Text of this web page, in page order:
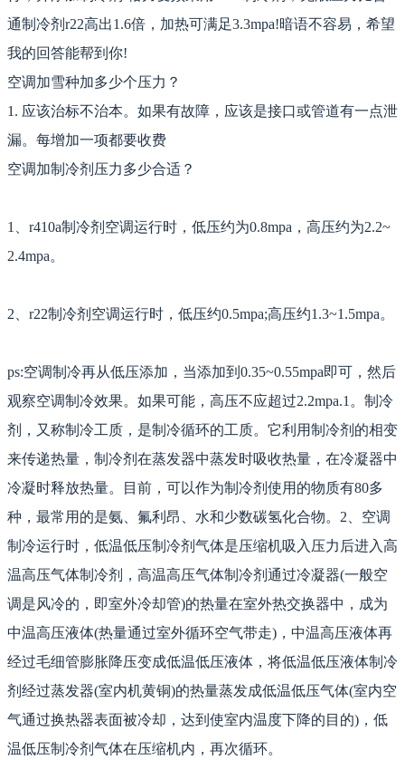
通制冷剂r22高出1.6倍，加热可满足3.3mpa!暗语不容易，希望
我的回答能帮到你!
空调加雪种加多少个压力？
1. 应该治标不治本。如果有故障，应该是接口或管道有一点泄
漏。每增加一项都要收费
空调加制冷剂压力多少合适？
1、r410a制冷剂空调运行时，低压约为0.8mpa，高压约为2.2~
2.4mpa。
2、r22制冷剂空调运行时，低压约0.5mpa;高压约1.3~1.5mpa。
ps:空调制冷再从低压添加，当添加到0.35~0.55mpa即可，然后
观察空调制冷效果。如果可能，高压不应超过2.2mpa.1。制冷
剂，又称制冷工质，是制冷循环的工质。它利用制冷剂的相变
来传递热量，制冷剂在蒸发器中蒸发时吸收热量，在冷凝器中
冷凝时释放热量。目前，可以作为制冷剂使用的物质有80多
种，最常用的是氨、氟利昂、水和少数碳氢化合物。2、空调
制冷运行时，低温低压制冷剂气体是压缩机吸入压力后进入高
温高压气体制冷剂，高温高压气体制冷剂通过冷凝器(一般空
调是风冷的，即室外冷却管)的热量在室外热交换器中，成为
中温高压液体(热量通过室外循环空气带走)，中温高压液体再
经过毛细管膨胀降压变成低温低压液体，将低温低压液体制冷
剂经过蒸发器(室内机黄铜)的热量蒸发成低温低压气体(室内空
气通过换热器表面被冷却，达到使室内温度下降的目的)，低
温低压制冷剂气体在压缩机内，再次循环。